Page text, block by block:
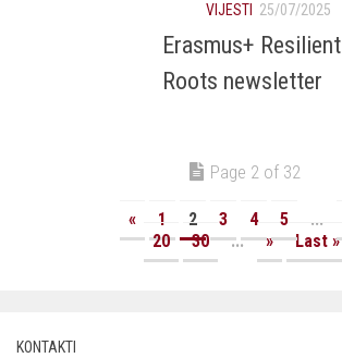
VIJESTI 25/07/2025
Erasmus+ Resilient
Roots newsletter
Page 2 of 32
« 1 2 3 4 5 ...
20
30 ... » Last »
KONTAKTI